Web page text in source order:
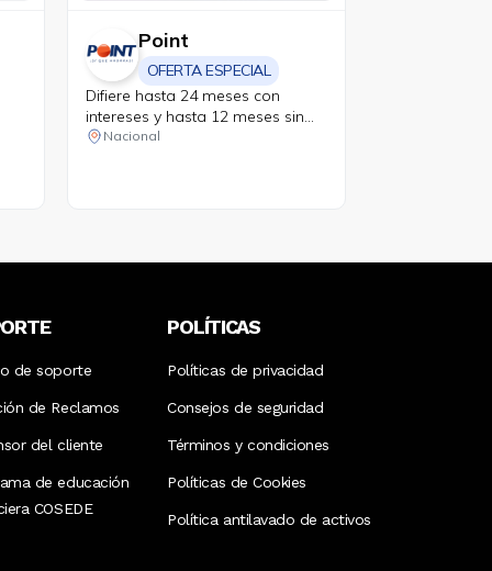
Point
OFERTA ESPECIAL
Difiere hasta 24 meses con
intereses y hasta 12 meses sin
intereses.
Nacional
de soporte
de Reclamos
del cliente
de educación
COSEDE
POLÍTICAS
Políticas de privacidad
Consejos de seguridad
Términos y condiciones
Políticas de Cookies
Política antilavado de activos